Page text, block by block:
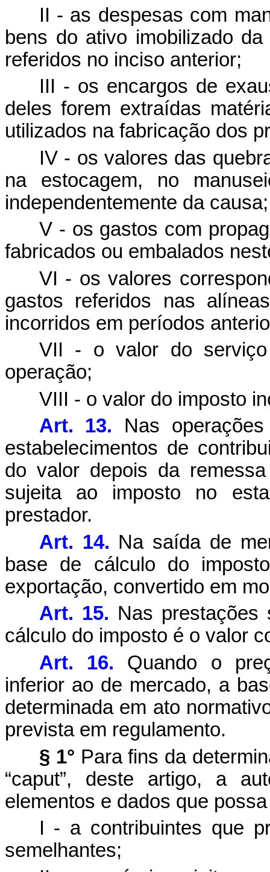
II - as despesas com
bens do ativo imobilizado
referidos no inciso anterior;
III - os encargos de
deles forem extraídas
utilizados na fabricação dos
IV - os valores das
na estocagem, no
independentemente da causa;
V - os gastos com
fabricados ou embalados
VI - os valores
gastos referidos nas
incorridos em períodos
VII - o valor do serviço
operação;
VIII - o valor do imposto
Art. 13. Nas
estabelecimentos de
do valor depois da
sujeita ao imposto no
prestador.
Art. 14. Na saída de
base de cálculo do
exportação, convertido em
Art. 15. Nas prestações
cálculo do imposto é o valor
Art. 16. Quando o
inferior ao de mercado, a
determinada em ato
prevista em regulamento.
§ 1° Para fins da
“caput”, deste artigo, a
elementos e dados que
I - a contribuintes que
semelhantes;